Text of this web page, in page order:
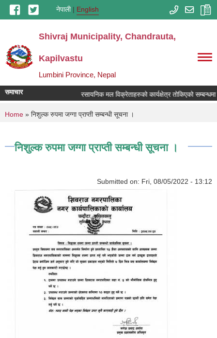
Skip to main contentनेपाली English
Shivraj Municipality, Chandrauta,
Kapilvastu
Lumbini Province, Nepal
समाचार रसायनिक मल विक्रेताहरुको कार्यक्षेत्र तोकिएको सम्बन्धमा
You are here
Home » निशुल्क रुपमा जग्गा प्राप्ती सम्बन्धी सूचना ।
निशुल्क रुपमा जग्गा प्राप्ती सम्बन्धी सूचना ।
Submitted on: Fri, 08/05/2022 - 13:12